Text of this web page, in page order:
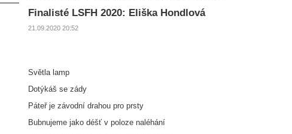
Finalisté LSFH 2020: Eliška Hondlová
21.09.2020 20:52
Světla lamp
Dotýkáš se zády
Páteř je závodní drahou pro prsty
Bubnujeme jako déšť v poloze naléhání